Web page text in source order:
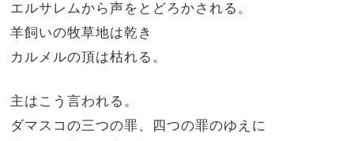
エルサレムから声をとどろかされる。
羊飼いの牧草地は乾き
カルメルの頂は枯れる。
主はこう言われる。
ダマスコの三つの罪、四つの罪のゆえに